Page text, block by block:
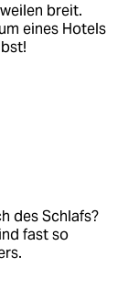
breit.
eines Hotels
des Schlafs?
fast so